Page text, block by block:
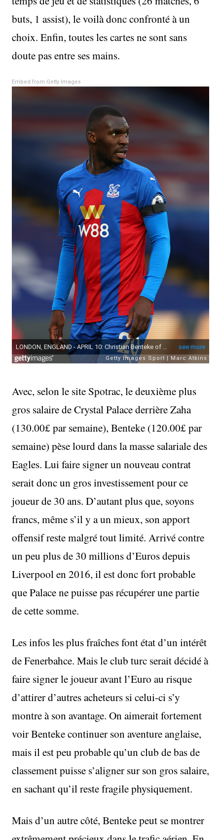
buts, 1 assist), le voilà donc confronté à un
choix. Enfin, toutes les cartes ne sont sans
doute pas entre ses mains.
Embed from Getty Images
Avec, selon le site Spotrac, le deuxième plus
gros salaire de Crystal Palace derrière Zaha
(130.00£ par semaine), Benteke (120.00£ par
semaine) pèse lourd dans la masse salariale des
Eagles. Lui faire signer un nouveau contrat
serait donc un gros investissement pour ce
joueur de 30 ans. D’autant plus que, soyons
francs, même s’il y a un mieux, son apport
offensif reste malgré tout limité. Arrivé contre
un peu plus de 30 millions d’Euros depuis
Liverpool en 2016, il est donc fort probable
que Palace ne puisse pas récupérer une partie
de cette somme.
Les infos les plus fraîches font état d’un intérêt
de Fenerbahce. Mais le club turc serait décidé à
faire signer le joueur avant l’Euro au risque
d’attirer d’autres acheteurs si celui-ci s’y
montre à son avantage. On aimerait fortement
voir Benteke continuer son aventure anglaise,
mais il est peu probable qu’un club de bas de
classement puisse s’aligner sur son gros salaire,
en sachant qu’il reste fragile physiquement.
Mais d’un autre côté, Benteke peut se montrer